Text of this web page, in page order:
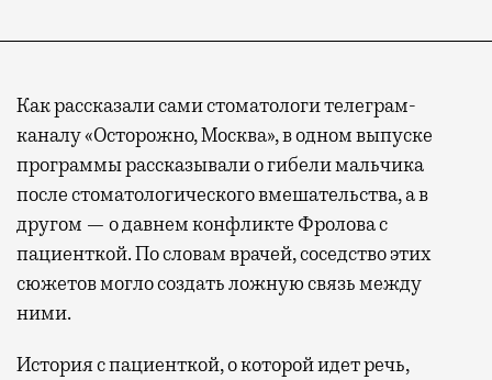
Как рассказали сами стоматологи телеграм-
каналу «Осторожно, Москва», в одном выпуске
программы рассказывали о гибели мальчика
после стоматологического вмешательства, а в
другом — о давнем конфликте Фролова с
пациенткой. По словам врачей, соседство этих
сюжетов могло создать ложную связь между
ними.
История с пациенткой, о которой идет речь,